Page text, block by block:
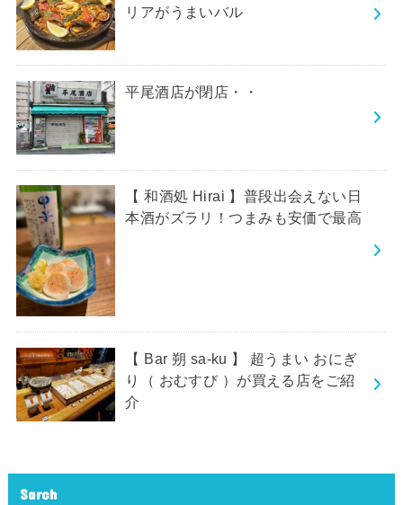
リアがうまいバル
平尾酒店が閉店・・
【 和酒処 Hirai 】普段出会えない日
本酒がズラリ！つまみも安価で最高
【 Bar 朔 sa-ku 】 超うまい おにぎ
り（ おむすび ）が買える店をご紹
介
Sarch